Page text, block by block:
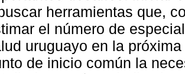
herramientas que,
el número de
uruguayo en la
de inicio común la